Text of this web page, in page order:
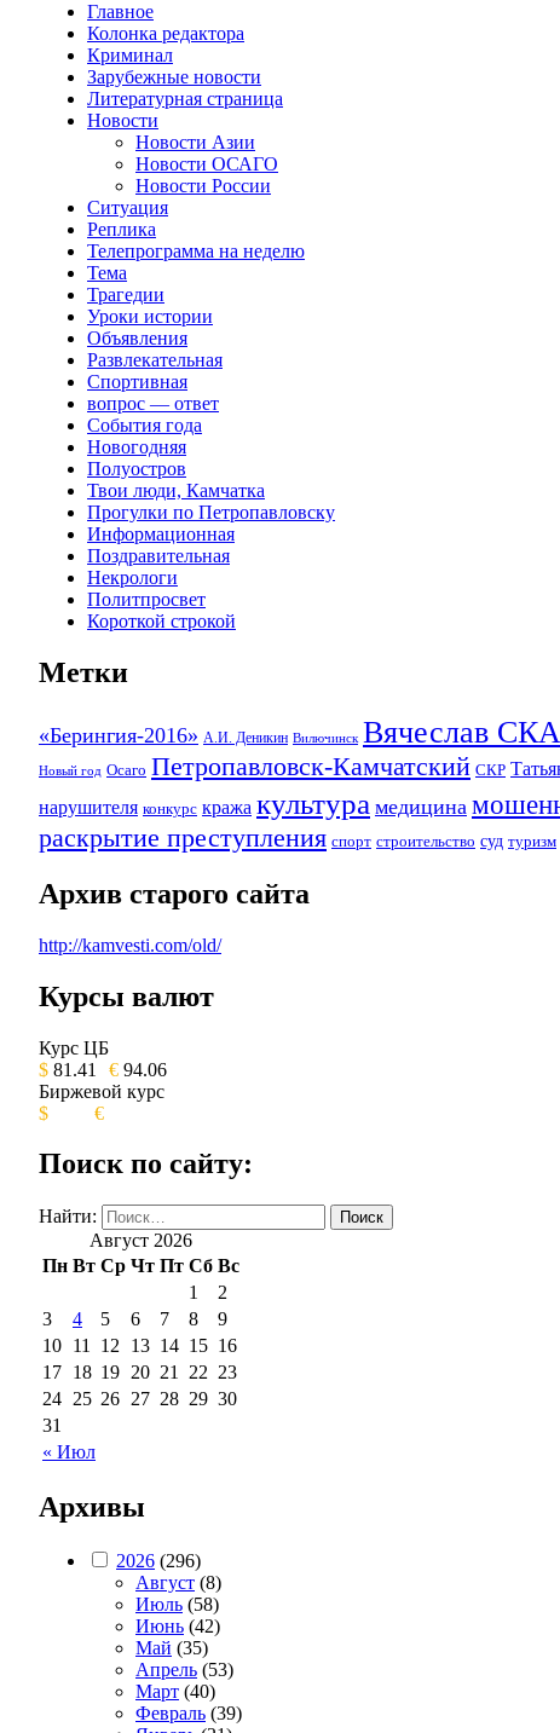
Главное
Колонка редактора
Криминал
Зарубежные новости
Литературная страница
Новости
Новости Азии
Новости ОСАГО
Новости России
Ситуация
Реплика
Телепрограмма на неделю
Тема
Трагедии
Уроки истории
Объявления
Развлекательная
Спортивная
вопрос — ответ
События года
Новогодняя
Полуостров
Твои люди, Камчатка
Прогулки по Петропавловску
Информационная
Поздравительная
Некрологи
Политпросвет
Короткой строкой
Метки
«Берингия-2016» А.И. Деникин Вилючинск Вячеслав
Новый год Осаго Петропавловск-Камчатский СКР
нарушителя конкурс кража культура медицина
раскрытие преступления спорт строительство суд туризм
Архив старого сайта
http://kamvesti.com/old/
ОБЩЕСТВЕННО-ПОЛИТИЧЕСКОЕ
Курсы валют
Курс ЦБ
$ 81.41 € 94.06
Биржевой курс
$
€
Поиск по сайту:
Найти:
Август 2026
Пн Вт Ср Чт Пт Сб Вс
« Июл
1
2
3
4 5 6 7 8
9
10 11 12 13 14 15 16
17 18 19 20 21 22 23
24 25 26 27 28 29 30
31
Архивы
2026 (296)
Август (8)
Июль (58)
Июнь (42)
Май (35)
Апрель (53)
Март (40)
Февраль (39)